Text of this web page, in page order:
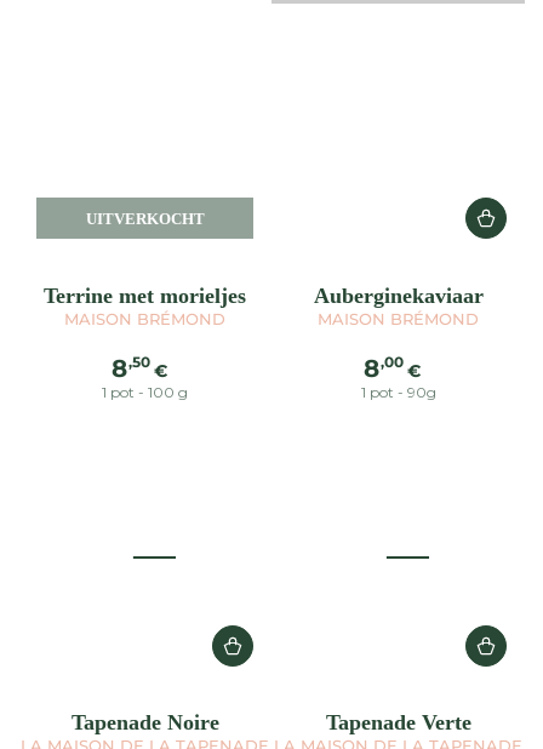
Terrine met morieljes
MAISON BRÉMOND
Normale
prijs
8,50 €
1 pot - 100 g
UITVERKOCHT
Auberginekaviaar
MAISON BRÉMOND
Normale
prijs
8,00 €
1 pot - 90g
Tapenade Noire Tapenade Verte